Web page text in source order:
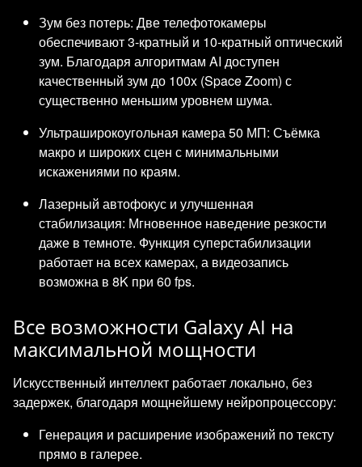
Зум без потерь: Две телефотокамеры
обеспечивают 3-кратный и 10-кратный оптический
зум. Благодаря алгоритмам AI доступен
качественный зум до 100x (Space Zoom) с
существенно меньшим уровнем шума.
Ультраширокоугольная камера 50 МП: Съёмка
макро и широких сцен с минимальными
искажениями по краям.
Лазерный автофокус и улучшенная
стабилизация: Мгновенное наведение резкости
даже в темноте. Функция суперстабилизации
работает на всех камерах, а видеозапись
возможна в 8K при 60 fps.
Все возможности Galaxy AI на
максимальной мощности
Искусственный интеллект работает локально, без
задержек, благодаря мощнейшему нейропроцессору:
Генерация и расширение изображений по тексту
прямо в галерее.